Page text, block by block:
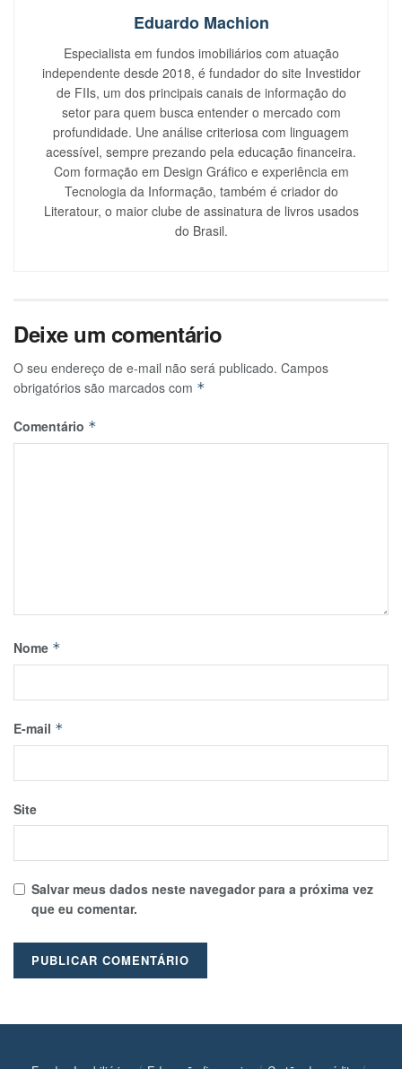
Eduardo Machion
Especialista em fundos imobiliários com atuação
independente desde 2018, é fundador do site Investidor
de FIIs, um dos principais canais de informação do
setor para quem busca entender o mercado com
profundidade. Une análise criteriosa com linguagem
acessível, sempre prezando pela educação financeira.
Com formação em Design Gráfico e experiência em
Tecnologia da Informação, também é criador do
Literatour, o maior clube de assinatura de livros usados
do Brasil.
Deixe um comentário
O seu endereço de e-mail não será publicado. Campos
obrigatórios são marcados com *
Comentário *
Nome *
E-mail *
Site
Salvar meus dados neste navegador para a próxima vez
que eu comentar.